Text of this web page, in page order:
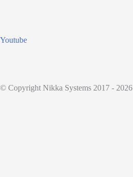
Youtube
© Copyright Nikka Systems 2017 - 2026